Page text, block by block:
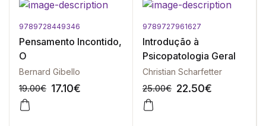
9789728449346
Pensamento Incontido,
O
Bernard Gibello
19.00€ 17.10€
9789727961627
Introdução à
Psicopatologia Geral
Christian Scharfetter
25.00€ 22.50€